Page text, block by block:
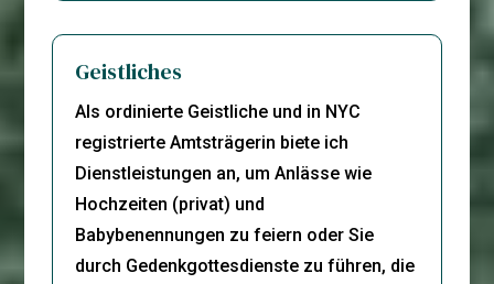
Geistliches
Als ordinierte Geistliche und in NYC
registrierte Amtsträgerin biete ich
Dienstleistungen an, um Anlässe wie
Hochzeiten (privat) und
Babybenennungen zu feiern oder Sie
durch Gedenkgottesdienste zu führen, die